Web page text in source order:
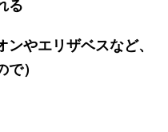
る
ンやエリザベスなど、
）